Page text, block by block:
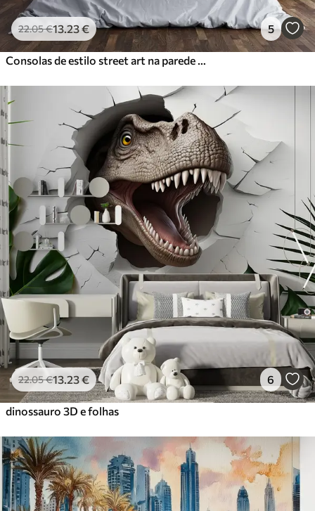
22.05€13.23€ 5
22.05€13 .23€ 6
dinossauro 3D e folhas